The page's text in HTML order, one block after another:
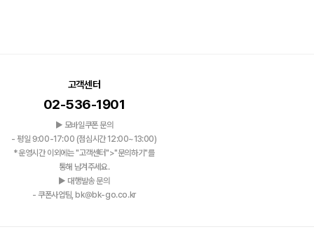
고객센터
02-536-1901
▶ 모바일쿠폰 문의
- 평일 9:00-17:00 (점심시간 12:00~13:00)
*운영시간 이외에는 "고객센터">"문의하기"를
통해 남겨주세요.
▶ 대행발송 문의
- 쿠폰사업팀, bk@bk-go.co.kr